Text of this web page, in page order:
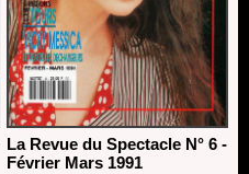
La Revue du Spectacle N° 6 -
Février Mars 1991